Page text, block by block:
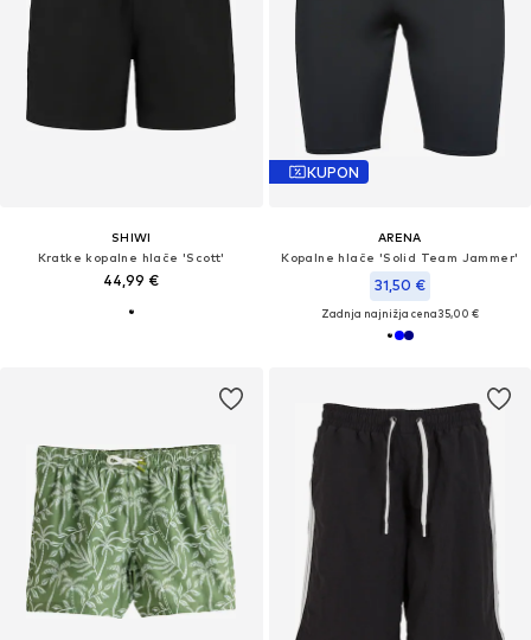
SHIWI
Kratke kopalne hlače 'Scott'
44,99 €
KUPON
ARENA
Kopalne hlače 'Solid Team Jammer'
31,50 €
Zadnja najnižja cena35,00 €